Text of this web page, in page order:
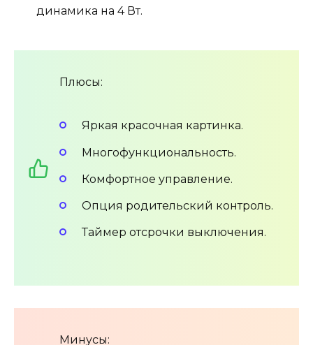
динамика на 4 Вт.
Плюсы:
Яркая красочная картинка.
Многофункциональность.
Комфортное управление.
Опция родительский контроль.
Таймер отсрочки выключения.
Минусы: